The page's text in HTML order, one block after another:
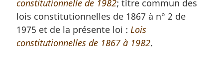
e
e
m
a
g
constitutionnelle de 1982; titre commun des
lois constitutionnelles de 1867 à n° 2 de
1975 et de la présente loi : Lois
constitutionnelles de 1867 à 1982.